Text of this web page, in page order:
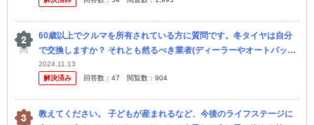
60歳以上でクルマを所有されている方に質問です。冬タイヤは自分
で交換しますか？ それとも然るべき業者(ディーラーやオートバック
ス、イエローハット、タイヤ館、近所の自動車修理工場、ガソリンス
タンド...
2024.11.13
解決済み
回答数： 47 閲覧数： 904
教えてください。 子どもが産まれるなど、今後のライフステージに